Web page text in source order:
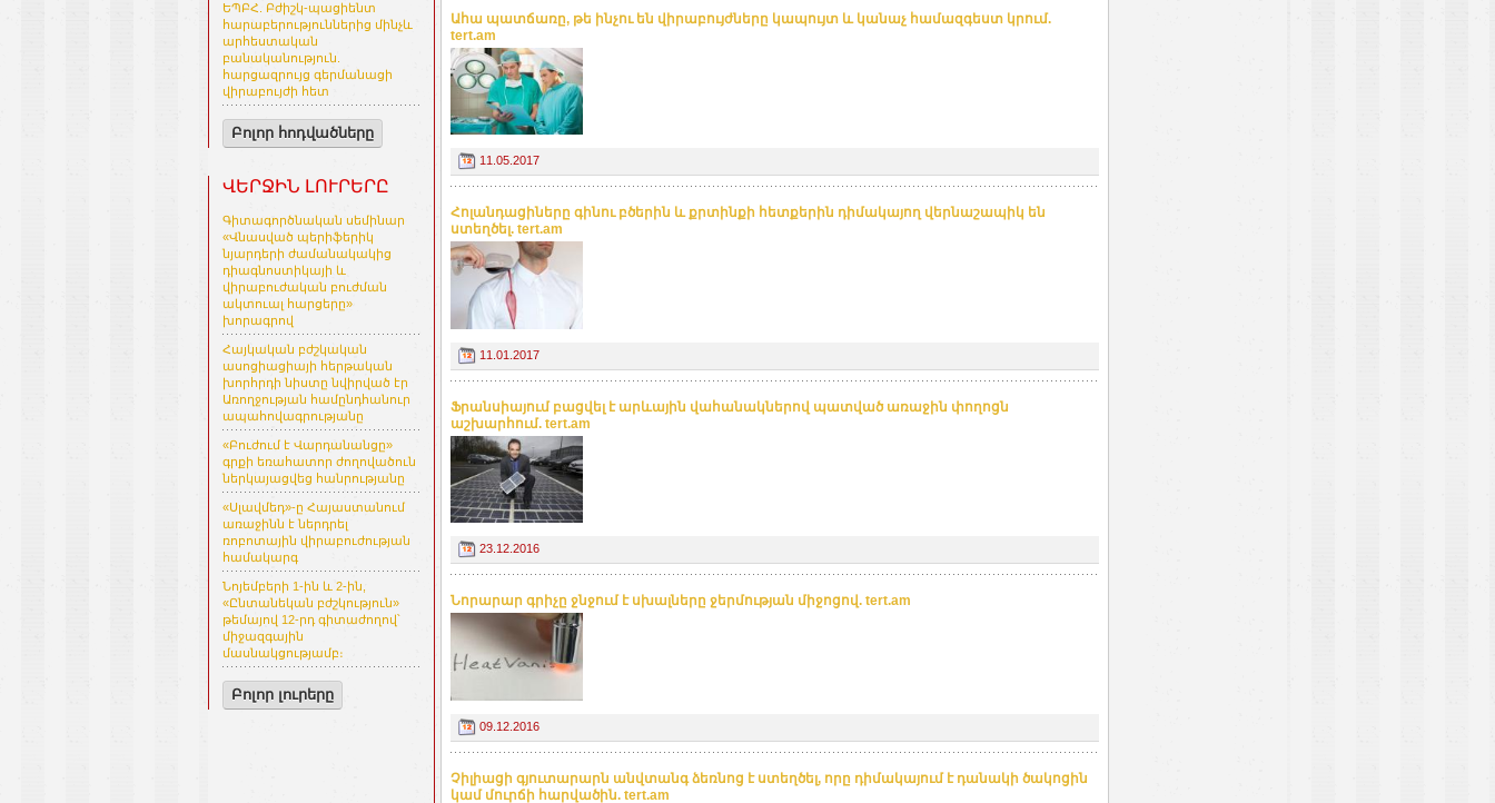
ԵՊԲՀ. Բժիշկ-պացիենտ
հարաբերություններից մինչև
արհեստական
բանականություն.
հարցազրույց գերմանացի
վիրաբույժի հետ
Բոլոր հոդվածները
ՎԵՐՋԻՆ ԼՈՒՐԵՐԸ
Գիտագործնական սեմինար
«Վնասված պերիֆերիկ
նյարդերի ժամանակակից
դիագնոստիկայի և
վիրաբուժական բուժման
ակտուալ հարցերը»
խորագրով
Հայկական բժշկական
ասոցիացիայի հերթական
խորհրդի նիստը նվիրված էր
Առողջության համընդհանուր
ապահովագրությանը
«Բուժում է Վարդանանցը»
գրքի եռահատոր ժողովածուն
ներկայացվեց հանրությանը
«Սլավմեդ»-ը Հայաստանում
առաջինն է ներդրել
ռոբոտային վիրաբուժության
համակարգ
Նոյեմբերի 1-ին և 2-ին,
«Ընտանեկան բժշկություն»
թեմայով 12-րդ գիտաժողով՝
միջազգային
մասնակցությամբ։
Բոլոր լուրերը
Ահա պատճառը, թե ինչու են վիրաբույժները կապույտ և կանաչ համազգեստ կրում.
tert.am
11.05.2017
Հոլանդացիները գինու բծերին և քրտինքի հետքերին դիմակայող վերնաշապիկ են
ստեղծել. tert.am
11.01.2017
Ֆրանսիայում բացվել է արևային վահանակներով պատված առաջին փողոցն
աշխարհում. tert.am
23.12.2016
Նորարար գրիչը ջնջում է սխալները ջերմության միջոցով. tert.am
09.12.2016
Չիլիացի գյուտարարն անվտանգ ձեռնոց է ստեղծել, որը դիմակայում է դանակի ծակոցին
կամ մուրճի հարվածին. tert.am